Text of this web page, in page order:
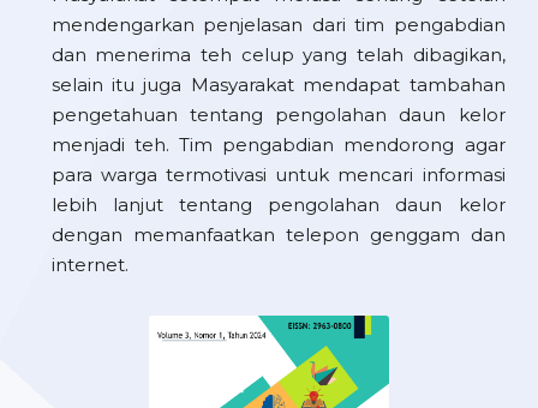
mendengarkan penjelasan dari tim pengabdian
dan menerima teh celup yang telah dibagikan,
selain itu juga Masyarakat mendapat tambahan
pengetahuan tentang pengolahan daun kelor
menjadi teh. Tim pengabdian mendorong agar
para warga termotivasi untuk mencari informasi
lebih lanjut tentang pengolahan daun kelor
dengan memanfaatkan telepon genggam dan
internet.